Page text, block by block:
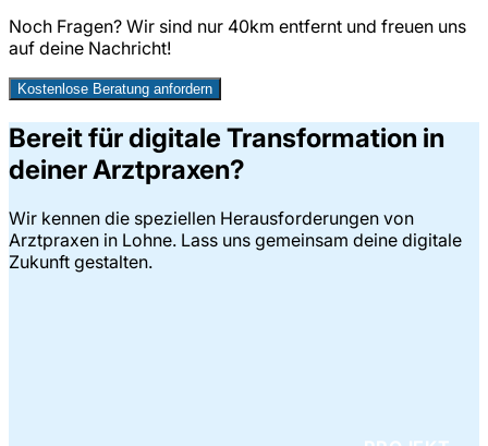
Noch Fragen? Wir sind nur 40km entfernt und freuen uns
auf deine Nachricht!
Kostenlose Beratung anfordern
Bereit für digitale Transformation in
deiner Arztpraxen?
Wir kennen die speziellen Herausforderungen von
Arztpraxen in Lohne. Lass uns gemeinsam deine digitale
Zukunft gestalten.